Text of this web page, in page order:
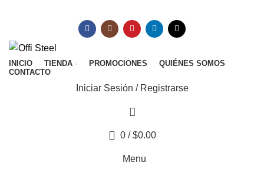
INICIO TIENDA PROMOCIONES
QUIÉNES SOMOS
CONTACTO
Iniciar Sesión / Registrarse
0 / $0.00
Menu